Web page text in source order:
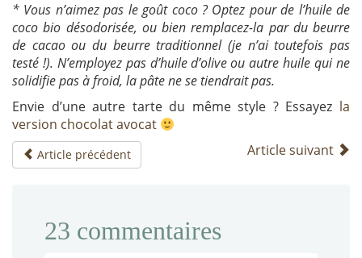
* Vous n’aimez pas le goût coco ? Optez pour de l’huile de
coco bio désodorisée, ou bien remplacez-la par du beurre
de cacao ou du beurre traditionnel (je n’ai toutefois pas
testé !). N’employez pas d’huile d’olive ou autre huile qui ne
solidifie pas à froid, la pâte ne se tiendrait pas.
Envie d’une autre tarte du même style ? Essayez la
version chocolat avocat
Article précédent Article suivant
23 commentaires